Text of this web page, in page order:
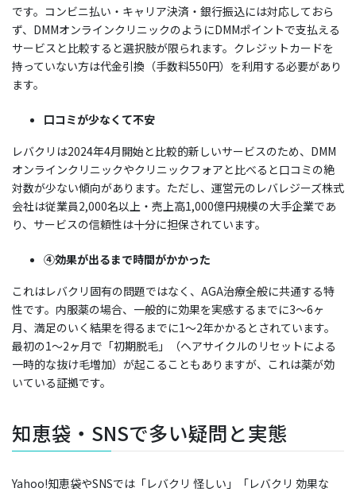
です。コンビニ払い・キャリア決済・銀行振込には対応しておら
ず、DMMオンラインクリニックのようにDMMポイントで支払える
サービスと比較すると選択肢が限られます。クレジットカードを
持っていない方は代金引換（手数料550円）を利用する必要があり
ます。
口コミが少なくて不安
レバクリは2024年4月開始と比較的新しいサービスのため、DMM
オンラインクリニックやクリニックフォアと比べると口コミの絶
対数が少ない傾向があります。ただし、運営元のレバレジーズ株式
会社は従業員2,000名以上・売上高1,000億円規模の大手企業であ
り、サービスの信頼性は十分に担保されています。
④効果が出るまで時間がかかった
これはレバクリ固有の問題ではなく、AGA治療全般に共通する特
性です。内服薬の場合、一般的に効果を実感するまでに3〜6ヶ
月、満足のいく結果を得るまでに1〜2年かかるとされています。
最初の1〜2ヶ月で「初期脱毛」（ヘアサイクルのリセットによる
一時的な抜け毛増加）が起こることもありますが、これは薬が効
いている証拠です。
知恵袋・SNSで多い疑問と実態
Yahoo!知恵袋やSNSでは「レバクリ 怪しい」「レバクリ 効果な